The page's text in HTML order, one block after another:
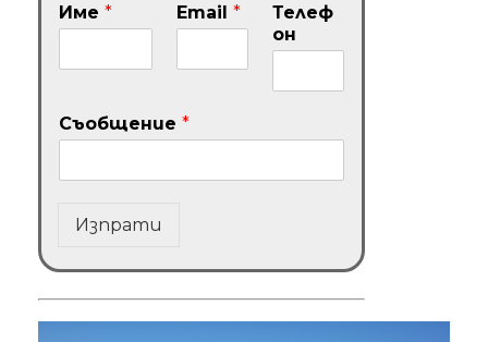
Име * Email *
Телеф
он
Съобщение *
Изпрати